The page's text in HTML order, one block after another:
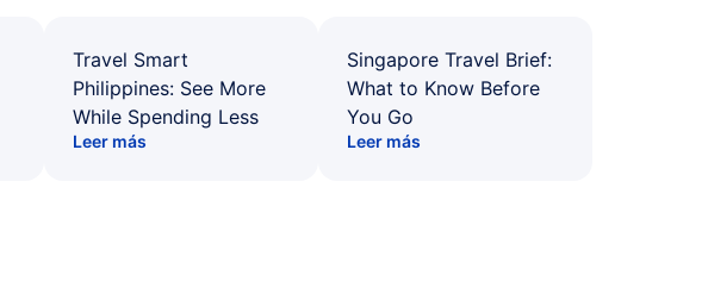
Travel Smart
Philippines: See More
While Spending Less
Leer más
Singapore Travel Brief:
What to Know Before
You Go
Leer más